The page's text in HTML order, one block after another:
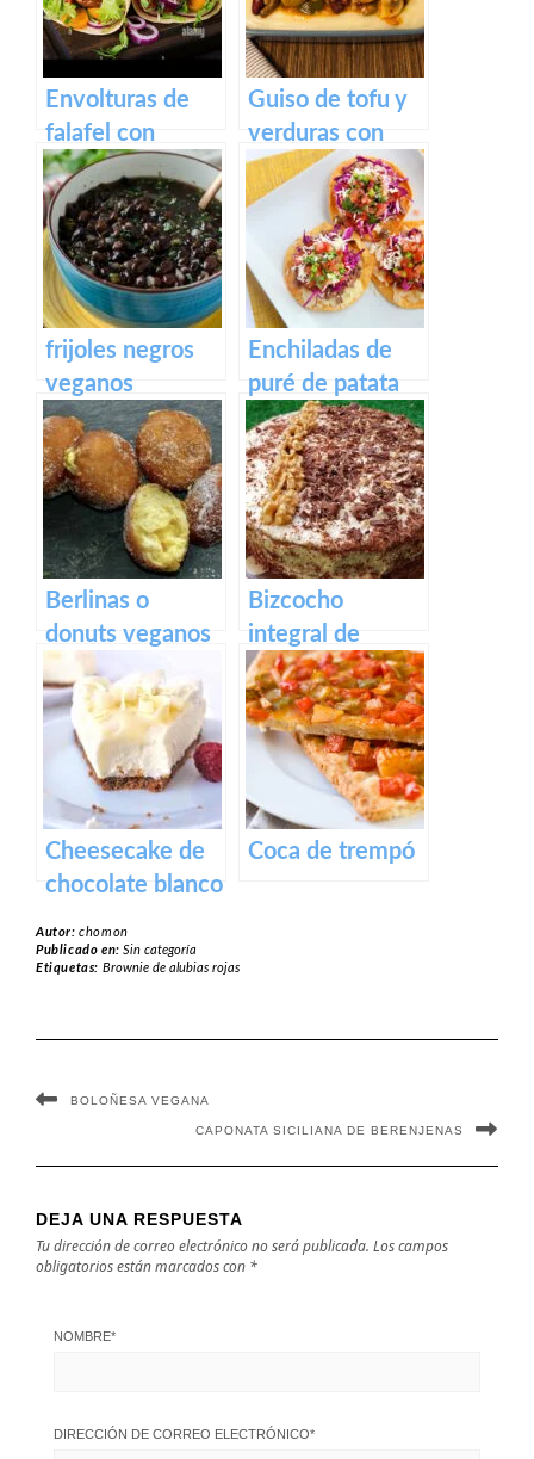
ahumados
Envolturas de
falafel con
ensalada y
tsatsiki vegano
Guiso de tofu y
verduras con
puré de patata
frijoles negros
veganos
Enchiladas de
puré de patata
Berlinas o
donuts veganos
rellenos de
crema pastelera
Bizcocho
integral de
zanahoria con
crema de
anacardos
Cheesecake de
chocolate blanco
Coca de trempó
Autor:chomon
Publicado en:Sin categoría
Etiquetas: Brownie de alubias rojas
BOLOÑESA VEGANA
CAPONATA SICILIANA DE BERENJENAS
DEJA UNA RESPUESTA
Tu dirección de correo electrónico no será publicada. Los campos
obligatorios están marcados con *
NOMBRE*
DIRECCIÓN DE CORREO ELECTRÓNICO*